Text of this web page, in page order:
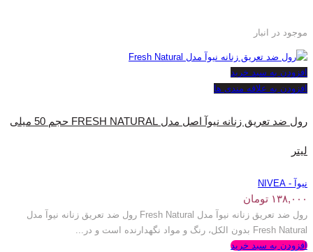
موجود در انبار
افزودن به سبد خرید
افزودن به علاقه مندی ها
رول ضد تعریق زنانه نیوآ اصل مدل FRESH NATURAL حجم 50 میلی
لیتر
نیوآ - NIVEA
۱۳۸,۰۰۰ تومان
رول ضد تعریق زنانه نیوآ مدل Fresh Natural رول ضد تعریق زنانه نیوآ مدل
Fresh Natural بدون الکل، رنگ و مواد نگهدارنده است و در...
افزودن به سبد خرید